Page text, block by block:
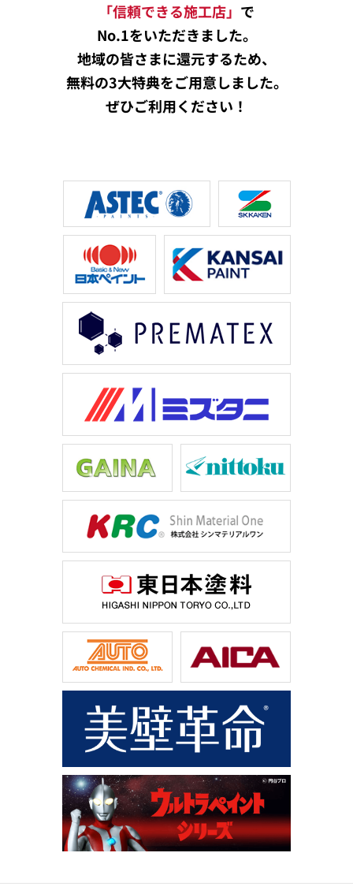
「信頼できる施工店」 で
No.1をいただきました。
地域の皆さまに還元するため、
無料の3大特典をご用意しました。
ぜひご利用ください！